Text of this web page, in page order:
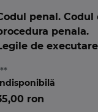
penal. Codul
penala.
de
ron